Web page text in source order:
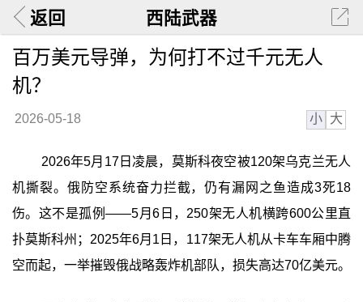
返回 西陆武器
百万美元导弹，为何打不过千元无人
机？
2026-05-18 小 大
2026年5月17日凌晨，莫斯科夜空被120架乌克兰无人
机撕裂。俄防空系统奋力拦截，仍有漏网之鱼造成3死18
伤。这不是孤例——5月6日，250架无人机横跨600公里直
扑莫斯科州；2025年6月1日，117架无人机从卡车车厢中腾
空而起，一举摧毁俄战略轰炸机部队，损失高达70亿美元。